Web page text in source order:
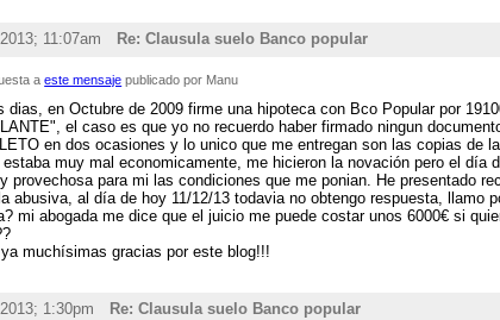
11:07am Re: Clausula suelo Banco popular
aeste mensaje publicado por Manu
dias, en Octubre de 2009 firme una hipoteca con Bco Popular por
el caso es que yo no recuerdo haber firmado ningun
en dos ocasiones y lo unico que me entregan son las copias de
estaba muy mal economicamente, me hicieron la novación pero el
provechosa para mi las condiciones que me ponian. He presentado
abusiva, al día de hoy 11/12/13 todavia no obtengo respuesta, llamo
mi abogada me dice que el juicio me puede costar unos 6000€ si
ya muchísimas gracias por este blog!!!
1:30pm Re: Clausula suelo Banco popular